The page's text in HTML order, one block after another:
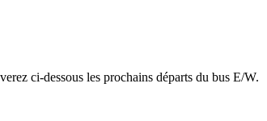
ci-dessous les prochains départs du bus E/W.